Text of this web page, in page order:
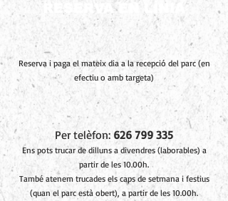
Reserva i paga el mateix dia a la recepció del parc (en
efectiu o amb targeta)
Per telèfon: 626 799 335
Ens pots trucar de dilluns a divendres (laborables) a
partir de les 10.00h.
També atenem trucades els caps de setmana i festius
(quan el parc està obert), a partir de les 10.00h.
RESERVA EN LÍNIA